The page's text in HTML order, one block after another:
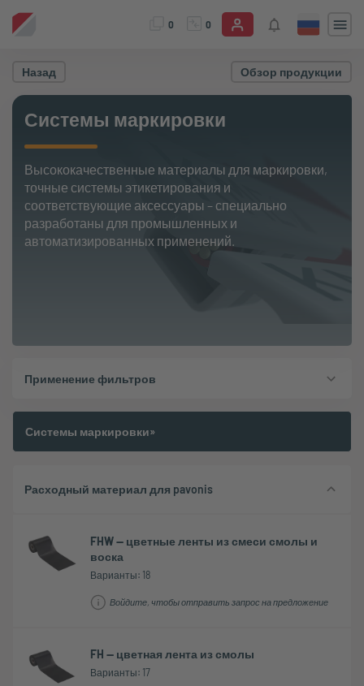
0 0
Назад Обзор продукции
Системы маркировки
Высококачественные материалы для маркировки,
точные системы этикетирования и
соответствующие аксессуары – специально
разработаны для промышленных и
автоматизированных применений.
Применение фильтров
Системы маркировки»
Расходный материал для pavonis
FHW — цветные ленты из смеси смолы и
воска
Варианты: 18
Войдите, чтобы отправить запрос на предложение
FH — цветная лента из смолы
Варианты: 17